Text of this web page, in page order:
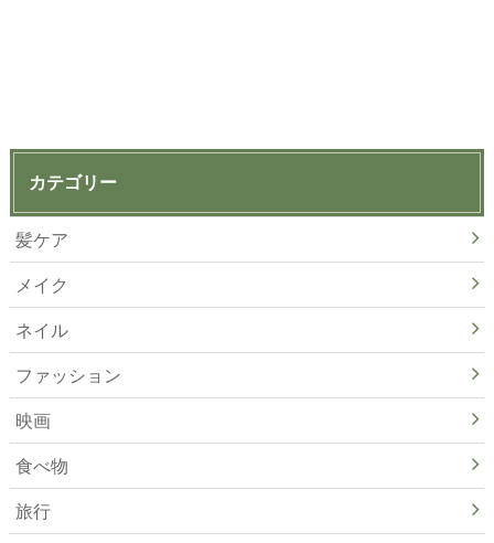
カテゴリー
髪ケア
メイク
ネイル
ファッション
映画
食べ物
旅行